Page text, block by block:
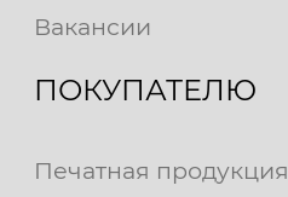
Вакансии
ПОКУПАТЕЛЮ
Печатная продукция